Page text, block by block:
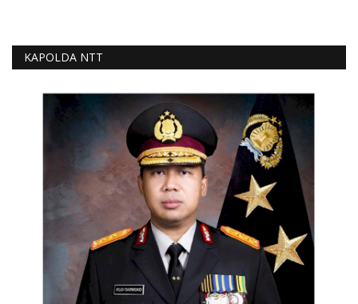
KAPOLDA NTT